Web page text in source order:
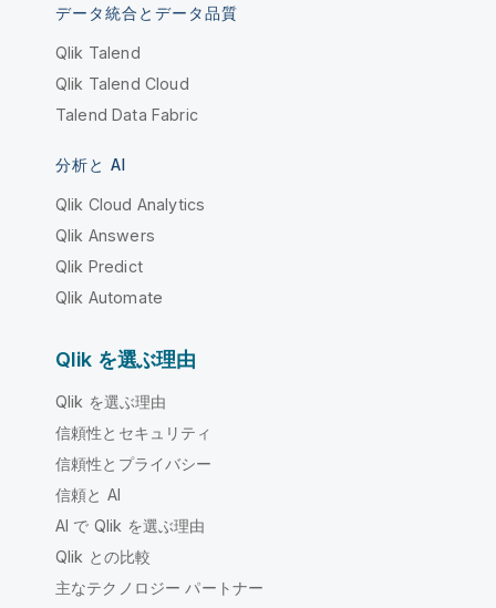
データ統合とデータ品質
Qlik Talend
Qlik Talend Cloud
Talend Data Fabric
分析と AI
Qlik Cloud Analytics
Qlik Answers
Qlik Predict
Qlik Automate
Qlik を選ぶ理由
Qlik を選ぶ理由
信頼性とセキュリティ
信頼性とプライバシー
信頼と AI
AI で Qlik を選ぶ理由
Qlik との比較
主なテクノロジー パートナー